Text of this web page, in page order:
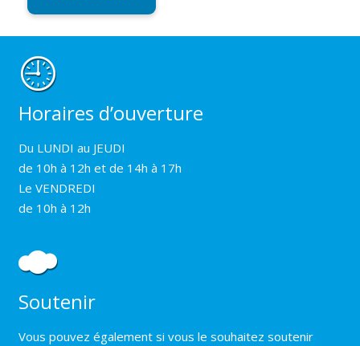
Horaires d’ouverture
Du LUNDI au JEUDI
de 10h à 12h et de 14h à 17h
Le VENDREDI
de 10h à 12h
Soutenir
Vous pouvez également si vous le souhaitez soutenir